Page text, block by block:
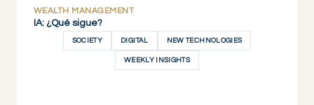
WEALTH MANAGEMENT
IA: ¿Qué sigue?
SOCIETY DIGITAL NEW TECHNOLOGIES
WEEKLY INSIGHTS